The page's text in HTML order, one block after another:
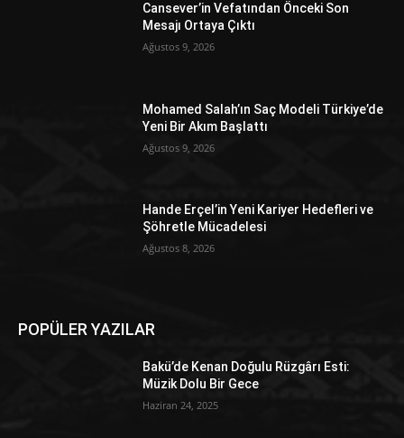
Cansever’in Vefatından Önceki Son
Mesajı Ortaya Çıktı
Ağustos 9, 2026
Mohamed Salah’ın Saç Modeli Türkiye’de
Yeni Bir Akım Başlattı
Ağustos 9, 2026
Hande Erçel’in Yeni Kariyer Hedefleri ve
Şöhretle Mücadelesi
Ağustos 8, 2026
POPÜLER YAZILAR
Bakü’de Kenan Doğulu Rüzgârı Esti:
Müzik Dolu Bir Gece
Haziran 24, 2025